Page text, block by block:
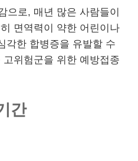
으로, 매년 많은 사람들이
면역력이 약한 어린이나
각한 합병증을 유발할 수
위험군을 위한 예방접종
간